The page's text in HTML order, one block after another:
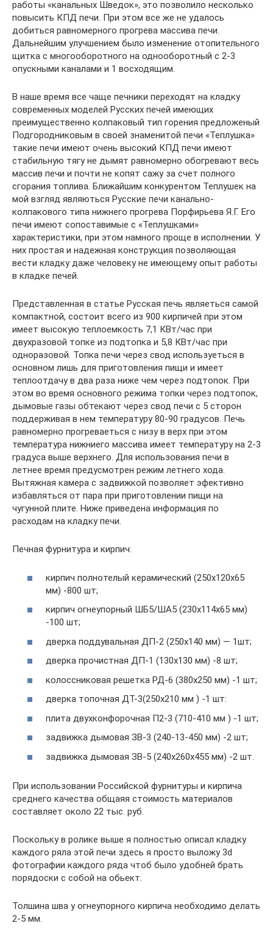
работы «канальных Шведок», это позволило несколько
повысить КПД печи. При этом все же не удалось
добиться равномерного прогрева массива печи.
Дальнейшим улучшением было изменение отопительного
щитка с многооборотного на однооборотный с 2-3
опускными каналами и 1 восходящим.
В наше время все чаще печники переходят на кладку
современных моделей Русских печей имеющих
преимущественно колпаковый тип горения предложеный
Подгородниковым в своей знаменитой печи «Теплушка»
такие печи имеют очень высокий КПД печи имеют
стабильную тягу не дымят равномерно обогревают весь
массив печи и почти не копят сажу за счет полного
сгорания топлива. Ближайшим конкурентом Теплушек на
мой взгляд являються Русские печи канально-
колпакового типа нижнего прогрева Порфирьева Я.Г. Его
печи имеют сопоставимые с «Теплушками»
характеристики, при этом намного проще в исполнении. У
них простая и надежная конструкция позволяющая
вести кладку даже человеку не имеющему опыт работы
в кладке печей.
Представленная в статье Русская печь являеться самой
компактной, состоит всего из 900 кирпичей при этом
имеет высокую теплоемкость 7,1 КВт/час при
двухразовой топке из подтопка и 5,8 КВт/час при
одноразовой. Топка печи через свод используеться в
основном лишь для приготовления пищи и имеет
теплоотдачу в два раза ниже чем через подтопок. При
этом во время основного режима топки через подтопок,
дымовые газы обтекают через свод печи с 5 сторон
поддерживая в нем температуру 80-90 градусов. Печь
равномерно прогреваеться с низу в верх при этом
температура нижниего массива имеет температуру на 2-3
градуса выше верхнего. Для использования печи в
летнее время предусмотрен режим летнего хода.
Вытяжная камера с задвижкой позволяет эфективно
избавляться от пара при приготовлении пищи на
чугунной плите. Ниже приведена информация по
расходам на кладку печи.
Печная фурнитура и кирпич:
кирпич полнотелый керамический (250х120х65
мм) -800 шт;
кирпич огнеупорный ШБ5/ША5 (230х114х65 мм)
-100 шт;
дверка поддувальная ДП-2 (250х140 мм) — 1шт;
дверка прочистная ДП-1 (130х130 мм) -8 шт;
колоссниковая решетка РД-6 (380х250 мм) -1 шт;
дверка топочная ДТ-3(250х210 мм ) -1 шт:
плита двухконфорочная П2-3 (710-410 мм ) -1 шт;
задвижка дымовая ЗВ-3 (240-13-450 мм) -2 шт;
задвижка дымовая ЗВ-5 (240х260х455 мм) -2 шт.
При использовании Российской фурнитуры и кирпича
среднего качества общаяя стоимость материалов
составляет около 22 тыс. руб.
Поскольку в ролике выше я полностью описал кладку
каждого ряла этой печи здесь я просто выложу 3d
фотографии каждого ряда чтоб было удобней брать
порядоски с собой на обьект.
Толшина шва у огнеупорного кирпича необходимо делать
2-5 мм.